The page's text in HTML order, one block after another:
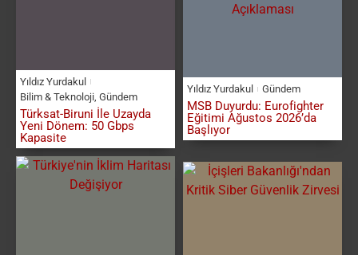
Yıldız Yurdakul
Bilim & Teknoloji Gündem
Türksat-Biruni İle Uzayda
Yeni Dönem: 50 Gbps
Kapasite
Yıldız Yurdakul Gündem
MSB Duyurdu: Eurofighter
Eğitimi Ağustos 2026’da
Başlıyor